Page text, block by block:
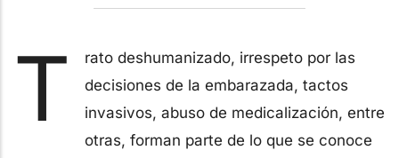
T
rato deshumanizado, irrespeto por las
decisiones de la embarazada, tactos
invasivos, abuso de medicalización, entre
otras, forman parte de lo que se conoce